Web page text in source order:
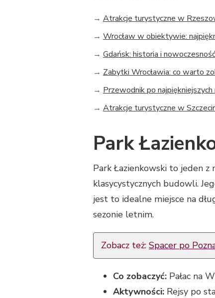
→ Atrakcje turystyczne w
→ Wrocław w obiektywie:
→ Gdańsk: historia i
→ Zabytki Wrocławia: co warto
→ Przewodnik po
→ Atrakcje turystyczne w
Park
Park Łazienkowski to jeden
klasycystycznych budowli.
jest to idealne miejsce na
sezonie letnim.
Zobacz też: Spacer po
Co zobaczyć: Pałac na
Aktywności: Rejsy po